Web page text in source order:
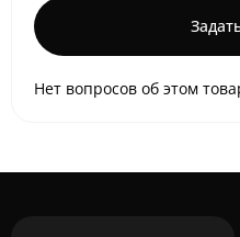
Нет вопросов об этом